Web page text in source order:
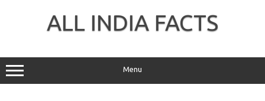
ALL INDIA FACTS
Menu